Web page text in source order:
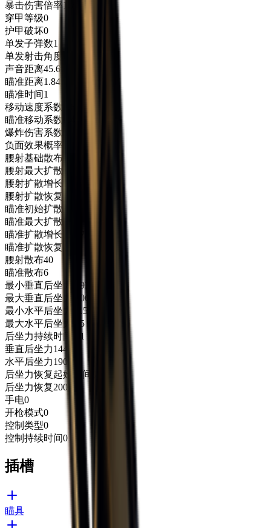
暴击伤害倍率1.7
穿甲等级0
护甲破坏0
单发子弹数1
单发射击角度
声音距离45.6
瞄准距离1.84
瞄准时间1
移动速度系数
瞄准移动系数
爆炸伤害系数
负面效果概率
腰射基础散布
腰射最大扩散
腰射扩散增长
腰射扩散恢复
瞄准初始扩散
瞄准最大扩散
瞄准扩散增长
瞄准扩散恢复
腰射散布40
瞄准散布6
最小垂直后坐力
0.934
最大垂直后坐力
1.066
最小水平后坐力
-0.5
最大水平后坐力
0.5
后坐力持续时间
0.1
垂直后坐力144.5
水平后坐力190
后坐力恢复起始时间
后坐力恢复200
手电0
开枪模式0
控制类型0
控制持续时间0
插槽
瞄具